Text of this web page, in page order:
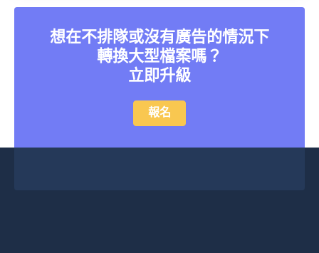
想在不排隊或沒有廣告的情況下
轉換大型檔案嗎？
立即升級
報名